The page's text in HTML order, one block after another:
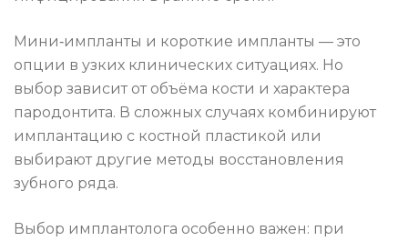
Мини‑импланты и короткие импланты — это
опции в узких клинических ситуациях. Но
выбор зависит от объёма кости и характера
пародонтита. В сложных случаях комбинируют
имплантацию с костной пластикой или
выбирают другие методы восстановления
зубного ряда.
Выбор имплантолога особенно важен: при